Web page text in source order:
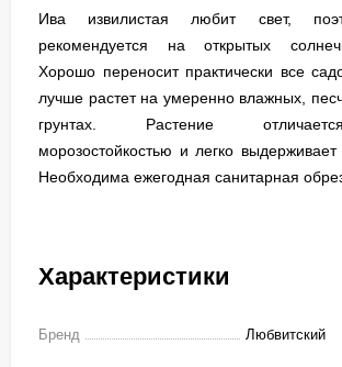
Ива извилистая любит свет,
рекомендуется на открытых
Хорошо переносит практически все
лучше растет на умеренно влажных,
грунтах. Растение
морозостойкостью и легко
Необходима ежегодная санитарная
Характеристики
Бренд Любвитский